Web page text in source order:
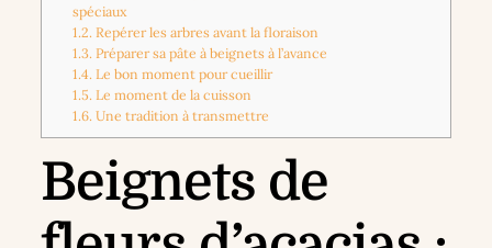
spéciaux
1.2. Repérer les arbres avant la floraison
1.3. Préparer sa pâte à beignets à l’avance
1.4. Le bon moment pour cueillir
1.5. Le moment de la cuisson
1.6. Une tradition à transmettre
Beignets de